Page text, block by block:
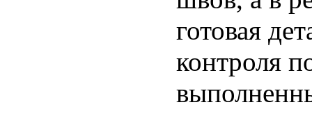
готовая
контроля